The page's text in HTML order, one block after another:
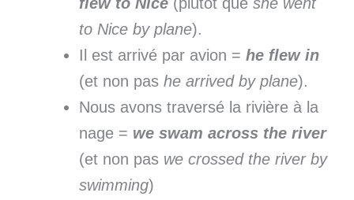
to Nice by plane).
Il est arrivé par avion = he flew in
(et non pas he arrived by plane).
Nous avons traversé la rivière à la
nage = we swam across the river
(et non pas we crossed the river by
swimming)